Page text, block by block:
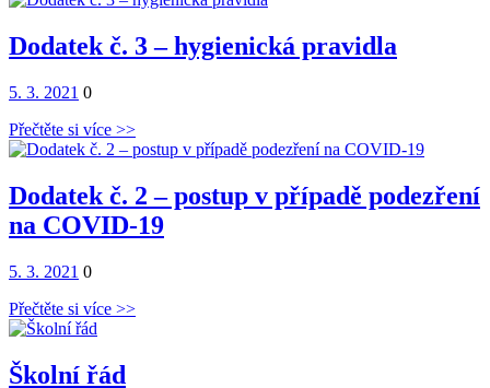
Dodatek č. 3 – hygienická pravidla
Posted
5. 3. 2021 Comments
0
Přečtěte si více >>
Dodatek č. 2 – postup v případě podezření
na COVID-19
Posted
5. 3. 2021 Comments
0
Přečtěte si více >>
Školní řád